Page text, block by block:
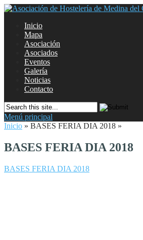
Inicio
Mapa
Asociación
Asociados
Eventos
Galería
Noticias
Contacto
Menú principal
Inicio » BASES FERIA DIA 2018 »
BASES FERIA DIA 2018
BASES FERIA DIA 2018